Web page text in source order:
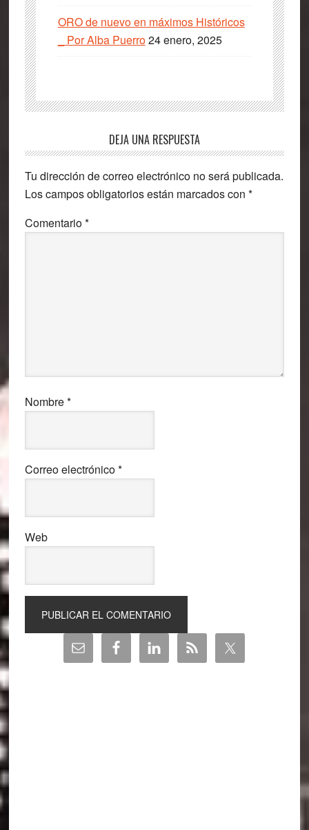
ORO de nuevo en máximos Históricos
_ Por Alba Puerro24 enero, 2025
Interacciones
con
los
lectores
DEJA UNA RESPUESTA
Tu dirección de correo electrónico no será publicada.
Los campos obligatorios están marcados con *
Comentario*
Nombre*
Correo electrónico*
Web
Barra
lateral